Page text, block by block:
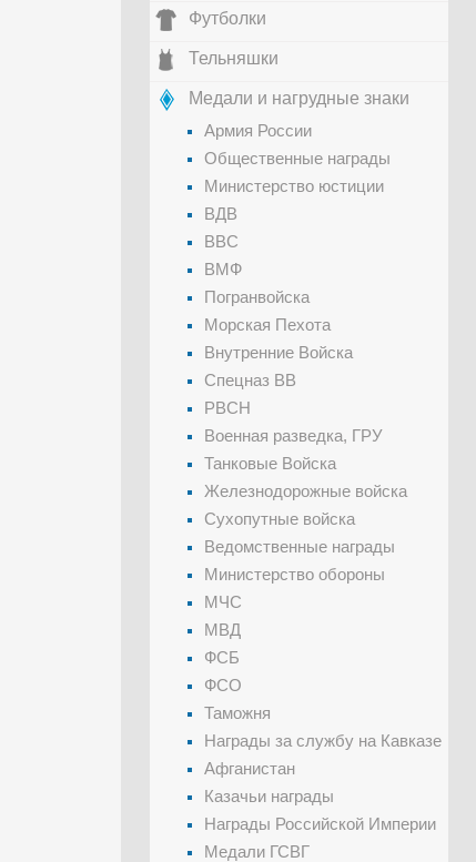
Футболки
Тельняшки
Медали и нагрудные знаки
Армия России
Общественные награды
Министерство юстиции
ВДВ
ВВС
ВМФ
Погранвойска
Морская Пехота
Внутренние Войска
Спецназ ВВ
РВСН
Военная разведка, ГРУ
Танковые Войска
Железнодорожные войска
Сухопутные войска
Ведомственные награды
Министерство обороны
МЧС
МВД
ФСБ
ФСО
Таможня
Награды за службу на Кавказе
Афганистан
Казачьи награды
Награды Российской Империи
Медали ГСВГ